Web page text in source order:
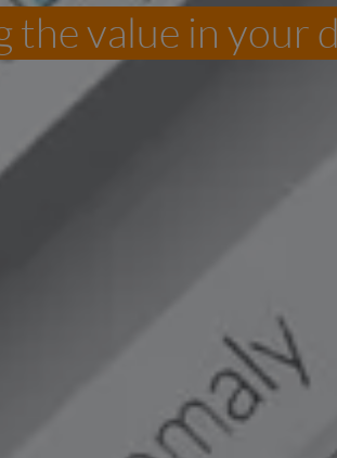
the value in your